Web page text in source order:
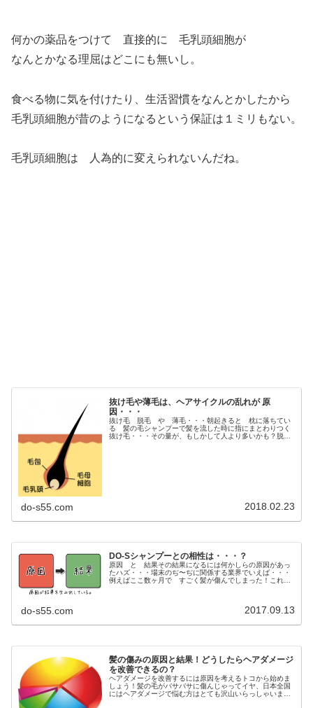
何かの薬品をつけて 直接的に 毛乳頭細胞が
なんとかなる理屈はどこにも無いし。
食べる物に気を付けたり、生活習慣をなんとかしたから
毛乳頭細胞が昔のようになるという保証は１ミリもない。
毛乳頭細胞は 人為的に変えられないんだね。
抜け毛や薄毛は、ヘアサイクルの乱れが 原
因・・・
抜け毛 脱毛 や 薄毛・・・朝起きると 枕に落ちてい
る 髪の毛シャンプーで髪を流した時に指にまとわりつく
抜け毛・・・その量が、もしかして人より多いかも？脱毛
do-s55.com 2018.02.23
DO-Sシャンプーとの相性は・・・？
原因 と 結果その結果になるには何かしらの原因があっ
たハズ・・・場末のぢ〜ぢに関係する業界でいえば・・・
例えばここ数ヶ月で すごく髪が傷んでしまった！これ
do-s55.com 2017.09.13
髪の傷みの原因と結果！どうしたらヘアダメージ
を改善できるの？
ヘアダメージを改善するには原因を考えるトコから始めま
しょう！髪の毛がバサバサに傷んじゃってイヤ、日本全国
にはヘアダメージで悩む方はとても沢山いらっしゃいま